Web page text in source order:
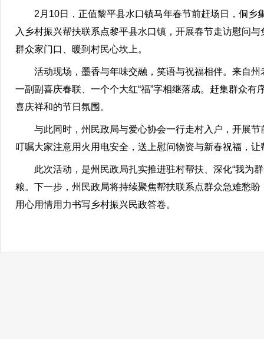
2月10日，正值黎平县水口镇马年春节前赶场日，侗乡
入乡村振兴帮扶联系点黎平县水口镇，开展春节走访慰问
群众家门口、暖到村民心坎上。
活动现场，墨香与年味交融，笑语与祝福相伴。来自州
一副副喜庆春联、一个个大红“福”字相继落成。赶集群众
喜庆祥和的节日氛围。
与此同时，州民政局与爱心协会一行走村入户，开展节
叮嘱大家注意用火用电安全，送上慰问物资与新春祝福，
此次活动，是州民政局扎实推进驻村帮扶、深化“我为群
粮。下一步，州民政局将持续聚焦帮扶联系点群众急难愁
用心用情用力书写乡村振兴民政答卷。